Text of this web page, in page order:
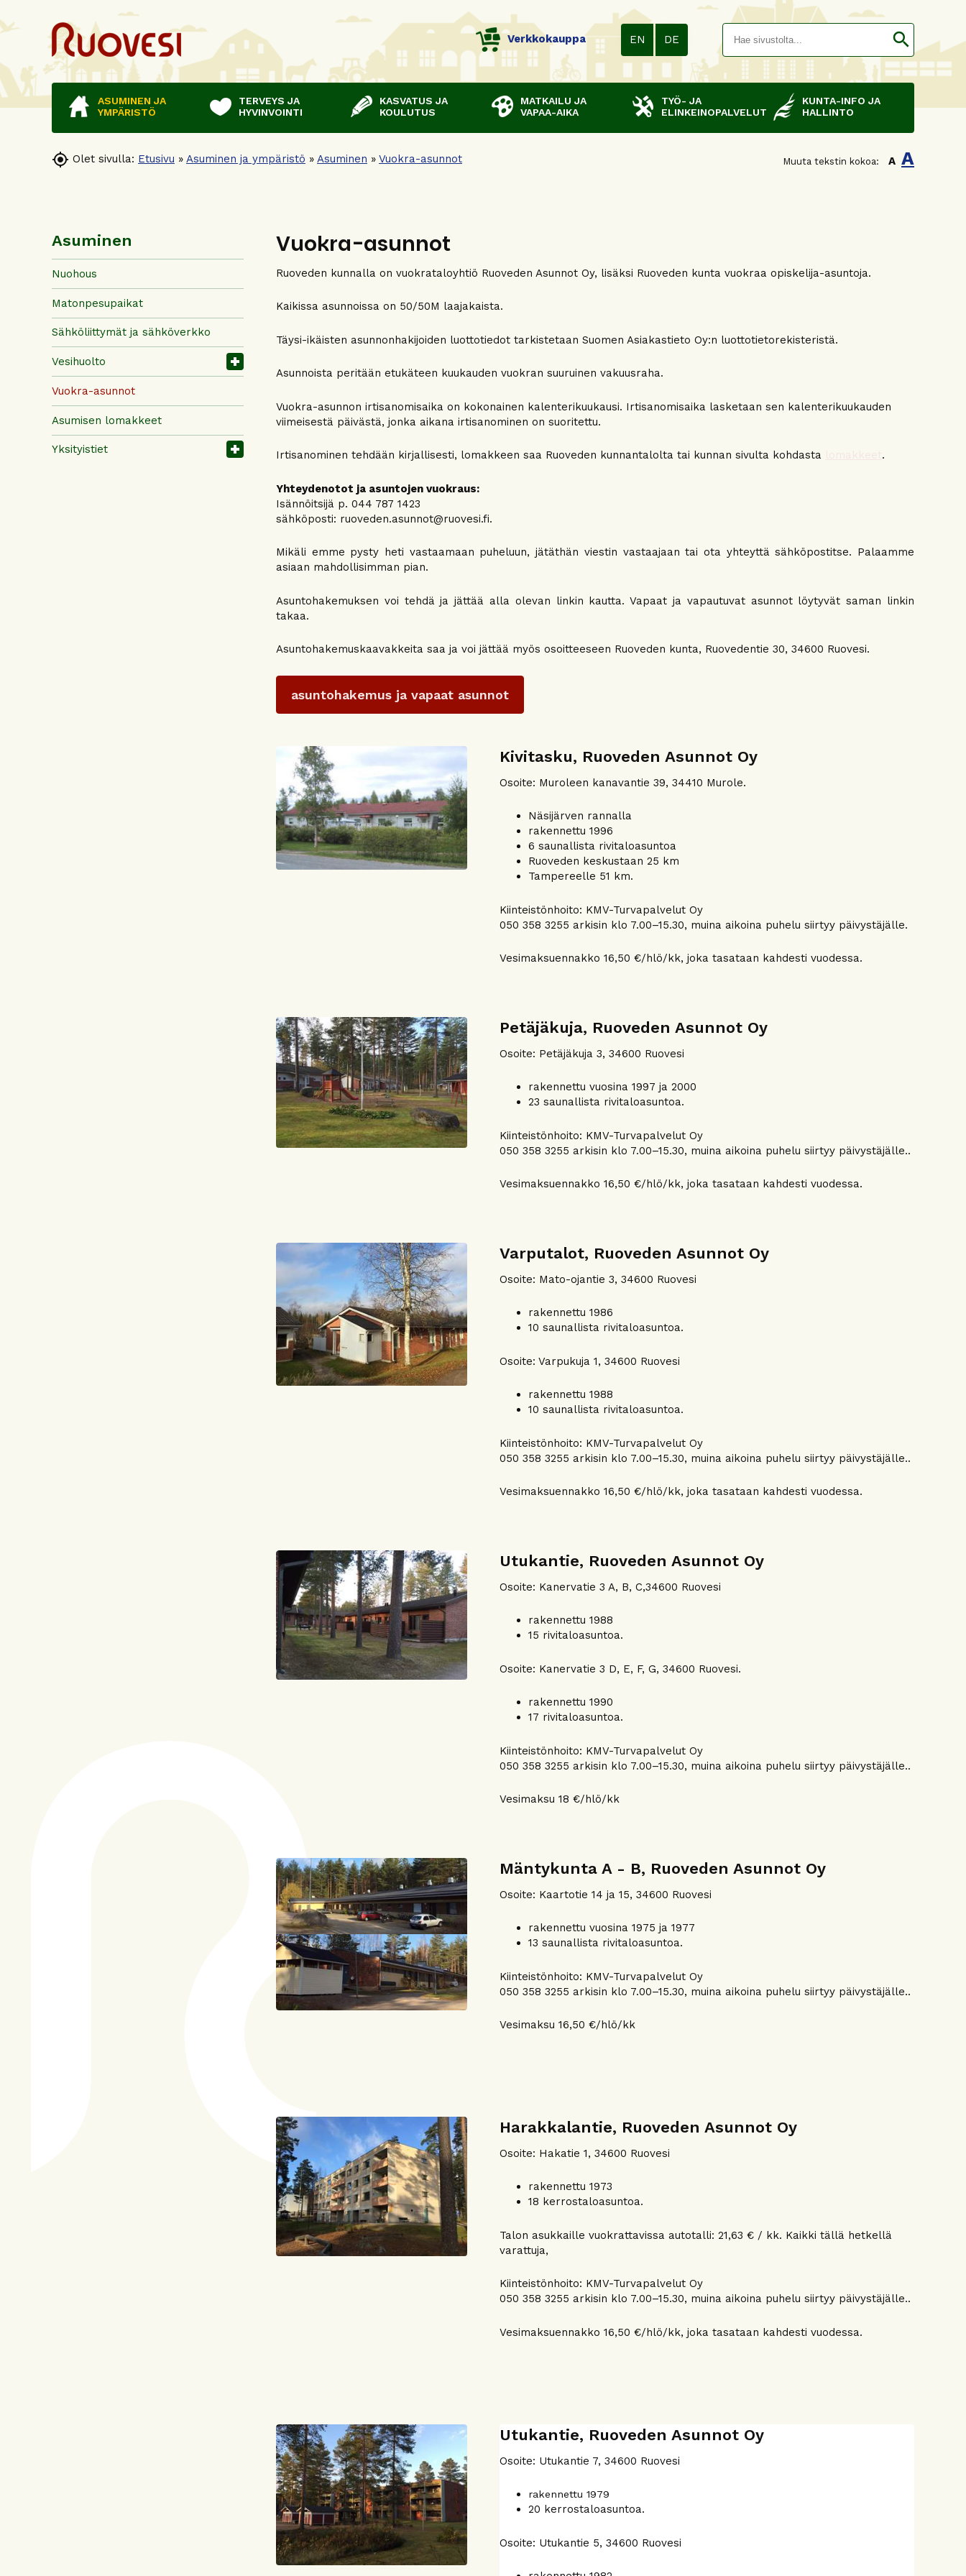
Verkkokauppa EN DE search
ASUMINEN JA
YMPÄRISTÖ
TERVEYS JA
HYVINVOINTI
KASVATUS JA
KOULUTUS
MATKAILU JA
VAPAA-AIKA
TYÖ- JA
ELINKEINOPALVELUT
KUNTA-INFO JA
HALLINTO
 Olet sivulla: Etusivu » Asuminen ja ympäristö » Asuminen » Vuokra-asunnot Muuta tekstin kokoa: A A
Asuminen
Nuohous
Matonpesupaikat
Sähköliittymät ja sähköverkko
Vesihuolto
Vuokra-asunnot
Asumisen lomakkeet
Yksityistiet
Vuokra-asunnot
Ruoveden kunnalla on vuokrataloyhtiö Ruoveden Asunnot Oy, lisäksi Ruoveden kunta vuokraa opiskelija-asuntoja.
Kaikissa asunnoissa on 50/50M laajakaista.
Täysi-ikäisten asunnonhakijoiden luottotiedot tarkistetaan Suomen Asiakastieto Oy:n luottotietorekisteristä.
Asunnoista peritään etukäteen kuukauden vuokran suuruinen vakuusraha.
Vuokra-asunnon irtisanomisaika on kokonainen kalenterikuukausi. Irtisanomisaika lasketaan sen kalenterikuukauden
viimeisestä päivästä, jonka aikana irtisanominen on suoritettu.
Irtisanominen tehdään kirjallisesti, lomakkeen saa Ruoveden kunnantalolta tai kunnan sivulta kohdasta .
Yhteydenotot ja asuntojen vuokraus:
Isännöitsijä p. 044 787 1423
sähköposti: ruoveden.asunnot@ruovesi.fi.
Mikäli emme pysty heti vastaamaan puheluun, jätäthän viestin vastaajaan tai ota yhteyttä sähköpostitse. Palaamme
asiaan mahdollisimman pian.
Asuntohakemuksen voi tehdä ja jättää alla olevan linkin kautta. Vapaat ja vapautuvat asunnot löytyvät saman linkin
takaa.
Asuntohakemuskaavakkeita saa ja voi jättää myös osoitteeseen Ruoveden kunta, Ruovedentie 30, 34600 Ruovesi.
asuntohakemus ja vapaat asunnot
Kivitasku, Ruoveden Asunnot Oy
Osoite: Muroleen kanavantie 39, 34410 Murole.
Näsijärven rannalla
rakennettu 1996
6 saunallista rivitaloasuntoa
Ruoveden keskustaan 25 km
Tampereelle 51 km.
Kiinteistönhoito: KMV-Turvapalvelut Oy
050 358 3255 arkisin klo 7.00–15.30, muina aikoina puhelu siirtyy päivystäjälle.
Vesimaksuennakko 16,50 €/hlö/kk, joka tasataan kahdesti vuodessa.
Petäjäkuja, Ruoveden Asunnot Oy
Osoite: Petäjäkuja 3, 34600 Ruovesi
rakennettu vuosina 1997 ja 2000
23 saunallista rivitaloasuntoa.
Kiinteistönhoito: KMV-Turvapalvelut Oy
050 358 3255 arkisin klo 7.00–15.30, muina aikoina puhelu siirtyy päivystäjälle..
Vesimaksuennakko 16,50 €/hlö/kk, joka tasataan kahdesti vuodessa.
Varputalot, Ruoveden Asunnot Oy
Osoite: Mato-ojantie 3, 34600 Ruovesi
rakennettu 1986
10 saunallista rivitaloasuntoa.
Osoite: Varpukuja 1, 34600 Ruovesi
rakennettu 1988
10 saunallista rivitaloasuntoa.
Kiinteistönhoito: KMV-Turvapalvelut Oy
050 358 3255 arkisin klo 7.00–15.30, muina aikoina puhelu siirtyy päivystäjälle..
Vesimaksuennakko 16,50 €/hlö/kk, joka tasataan kahdesti vuodessa.
Utukantie, Ruoveden Asunnot Oy
Osoite: Kanervatie 3 A, B, C,34600 Ruovesi
rakennettu 1988
15 rivitaloasuntoa.
Osoite: Kanervatie 3 D, E, F, G, 34600 Ruovesi.
rakennettu 1990
17 rivitaloasuntoa.
Kiinteistönhoito: KMV-Turvapalvelut Oy
050 358 3255 arkisin klo 7.00–15.30, muina aikoina puhelu siirtyy päivystäjälle..
Vesimaksu 18 €/hlö/kk
Mäntykunta A - B, Ruoveden Asunnot Oy
Osoite: Kaartotie 14 ja 15, 34600 Ruovesi
rakennettu vuosina 1975 ja 1977
13 saunallista rivitaloasuntoa.
Kiinteistönhoito: KMV-Turvapalvelut Oy
050 358 3255 arkisin klo 7.00–15.30, muina aikoina puhelu siirtyy päivystäjälle..
Vesimaksu 16,50 €/hlö/kk
Harakkalantie, Ruoveden Asunnot Oy
Osoite: Hakatie 1, 34600 Ruovesi
rakennettu 1973
18 kerrostaloasuntoa.
Talon asukkaille vuokrattavissa autotalli: 21,63 € / kk. Kaikki tällä hetkellä
varattuja,
Kiinteistönhoito: KMV-Turvapalvelut Oy
050 358 3255 arkisin klo 7.00–15.30, muina aikoina puhelu siirtyy päivystäjälle..
Vesimaksuennakko 16,50 €/hlö/kk, joka tasataan kahdesti vuodessa.
Utukantie, Ruoveden Asunnot Oy
Osoite: Utukantie 7, 34600 Ruovesi
rakennettu 1979
20 kerrostaloasuntoa.
Osoite: Utukantie 5, 34600 Ruovesi